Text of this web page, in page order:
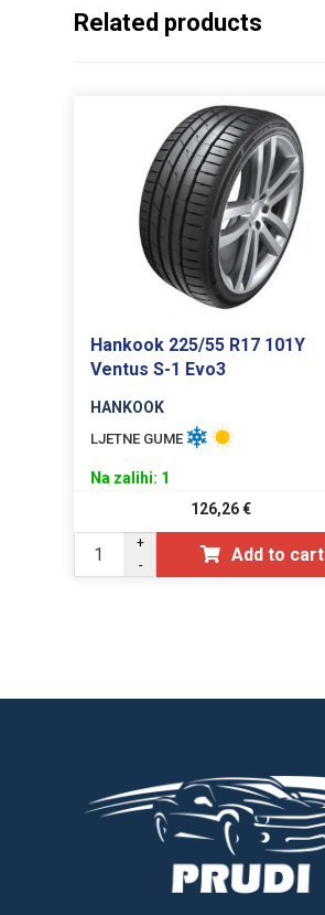
Related products
Hankook 225/55 R17 101Y
Ventus S-1 Evo3
HANKOOK
LJETNE GUME
Na zalihi: 1
126,26€
+
-
Add to cart